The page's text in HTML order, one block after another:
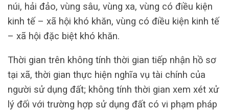
núi, hải đảo, vùng sâu, vùng xa, vùng có điều kiện
kinh tế – xã hội khó khăn, vùng có điều kiện kinh tế
– xã hội đặc biệt khó khăn.
Thời gian trên không tính thời gian tiếp nhận hồ sơ
tại xã, thời gian thực hiện nghĩa vụ tài chính của
người sử dụng đất; không tính thời gian xem xét xử
lý đối với trường hợp sử dụng đất có vi phạm pháp